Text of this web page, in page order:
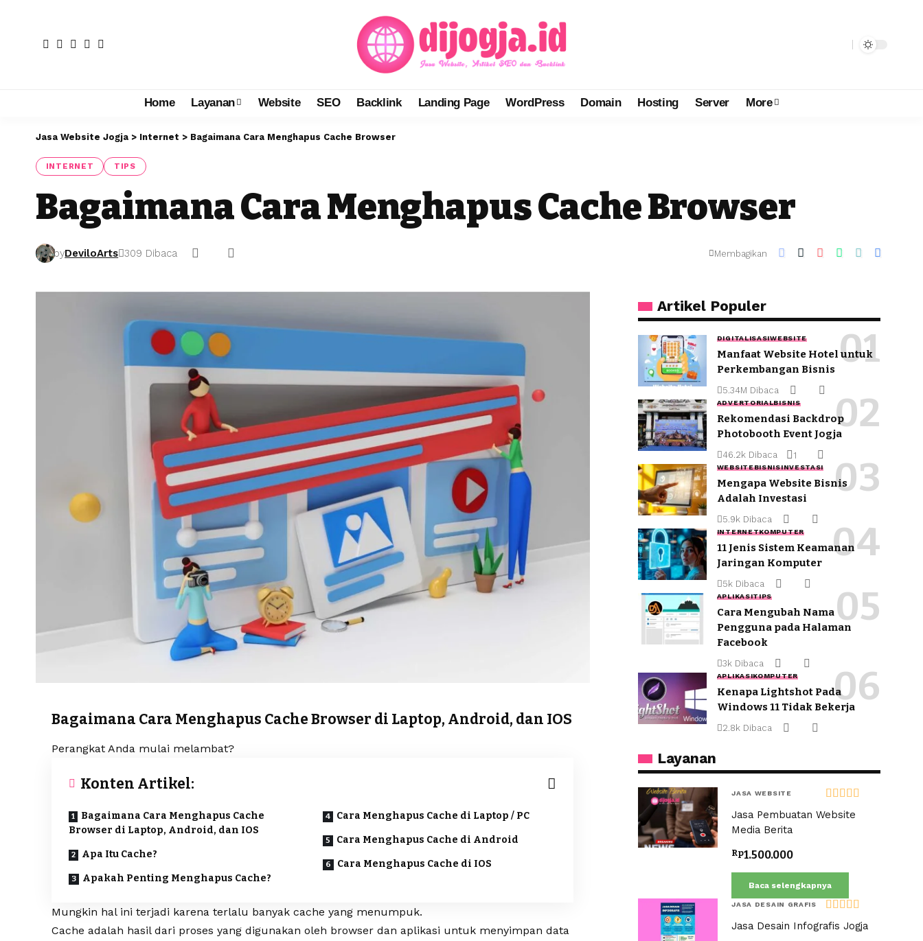
Home Layanan Website SEO Backlink Landing Page WordPress Domain Hosting Server More
Jasa Website Jogja > Internet > Bagaimana Cara Menghapus Cache Browser
INTERNET TIPS
Bagaimana Cara Menghapus Cache Browser
byDeviloArts 309 Dibaca Membagikan
Bagaimana Cara Menghapus Cache Browser di Laptop, Android, dan IOS
Perangkat Anda mulai melambat?
Konten Artikel:
Bagaimana Cara Menghapus Cache
Browser di Laptop, Android, dan IOS
Apa Itu Cache?
Apakah Penting Menghapus Cache?
Cara Menghapus Cache di Laptop / PC
Cara Menghapus Cache di Android
Cara Menghapus Cache di IOS
Mungkin hal ini terjadi karena terlalu banyak cache yang menumpuk.
Cache adalah hasil dari proses yang digunakan oleh browser dan aplikasi untuk menyimpan data
Artikel Populer
DIGITALISASIWEBSITE
Manfaat Website Hotel untuk
Perkembangan Bisnis
5.34M Dibaca
ADVERTORIALBISNIS
Rekomendasi Backdrop
Photobooth Event Jogja
46.2k Dibaca 1
WEBSITEBISNISINVESTASI
Mengapa Website Bisnis
Adalah Investasi
5.9k Dibaca
INTERNETKOMPUTER
11 Jenis Sistem Keamanan
Jaringan Komputer
5k Dibaca
APLIKASITIPS
Cara Mengubah Nama
Pengguna pada Halaman
Facebook
3k Dibaca
APLIKASIKOMPUTER
Kenapa Lightshot Pada
Windows 11 Tidak Bekerja
2.8k Dibaca
Layanan
JASA WEBSITE
Dinilai
dari 5
Jasa Pembuatan Website
Media Berita
Rp1.500.000
Baca selengkapnya
JASA DESAIN GRAFIS
Dinilai
5.00
dari 5
Jasa Desain Infografis Jogja